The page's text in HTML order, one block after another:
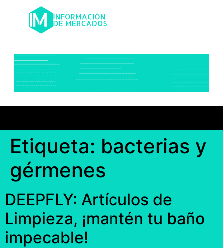
Etiqueta: bacterias y
gérmenes
DEEPFLY: Artículos de
Limpieza, ¡mantén tu baño
impecable!